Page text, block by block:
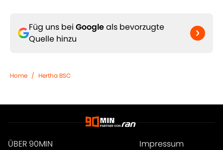
Füg uns bei Googleals bevorzugte
Quelle hinzu
Home / Hertha BSC
ÜBER 90MIN Impressum